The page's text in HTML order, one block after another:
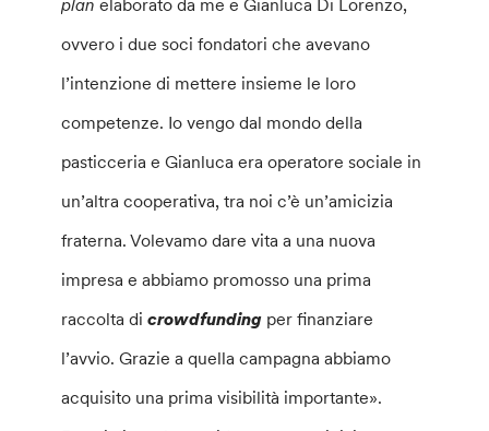
plan elaborato da me e Gianluca Di Lorenzo,
ovvero i due soci fondatori che avevano
l’intenzione di mettere insieme le loro
competenze. Io vengo dal mondo della
pasticceria e Gianluca era operatore sociale in
un’altra cooperativa, tra noi c’è un’amicizia
fraterna. Volevamo dare vita a una nuova
impresa e abbiamo promosso una prima
raccolta dicrowdfunding per finanziare
l’avvio. Grazie a quella campagna abbiamo
acquisito una prima visibilità importante».